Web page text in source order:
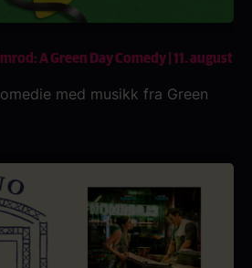
A Green Day Comedy | 11. august
med musikk fra Green